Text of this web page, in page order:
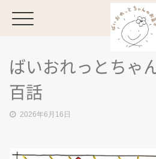
ばいおれっとちゃ
百話
2026年6月16日